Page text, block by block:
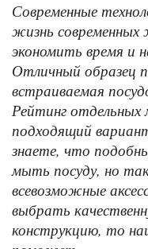
Современные
жизнь
экономить время и
Отличный образец
встраиваемая
Рейтинг
подходящий
знаете, что
мыть посуду, но
всевозможные
выбрать
конструкцию, то